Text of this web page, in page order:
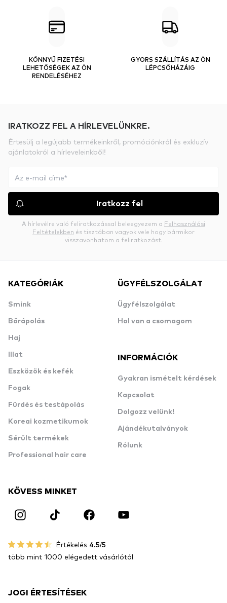
KÖNNYŰ FIZETÉSI
LEHETŐSÉGEK AZ ÖN
RENDELÉSÉHEZ
GYORS SZÁLLÍTÁS AZ ÖN
LÉPCSŐHÁZÁIG
IRATKOZZ FEL A HÍRLEVELÜNKRE.
Értesülj a legújabb termékeinkről, promóciónkról és exkluzív
ajánlatokról a hírleveleinkből!
Iratkozz fel
A hírlevélre való feliratkozással beleegyezem a Felhasználási
Feltételekben és tisztában vagyok vele hogy bármikor
visszavonhatom a feliratkozást.
KATEGÓRIÁK
Smink
Bőrápolás
Haj
Illat
Eszközök és kefék
Fogak
Fürdés és testápolás
Koreai kozmetikumok
Sérült termékek
Professional hair care
ÜGYFÉLSZOLGÁLAT
Ügyfélszolgálat
Hol van a csomagom
INFORMÁCIÓK
Gyakran ismételt kérdések
Kapcsolat
Dolgozz velünk!
Ajándékutalványok
Rólunk
KÖVESS MINKET
Értékelés 4.5/5
több mint 1000 elégedett vásárlótól
JOGI ÉRTESÍTÉSEK